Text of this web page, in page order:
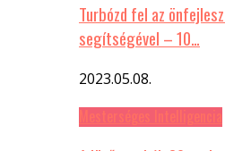
Turbózd fel az
segítségével – 10…
2023.05.08.